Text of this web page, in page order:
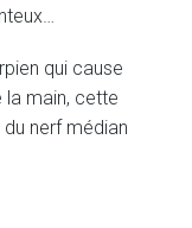
qui cause
la main, cette
nerf médian